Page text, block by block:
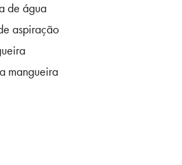
de água
aspiração
mangueira